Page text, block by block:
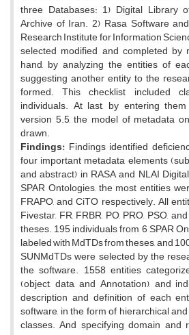
three Databases: 1) Digital Library
Archive of Iran. 2) Rasa Software
Research Institute for Information
selected modified and completed
hand, by analyzing the entities of
suggesting another entity to the
formed. This checklist included
individuals. At last, by entering
version 5.5, the model of metadata
drawn.
Findings: Findings identified
four important metadata elements
and abstract) in RASA and NLAI
SPAR Ontologies, the most entities
FRAPO, and CiTO respectively. All
Fivestar, FR, FRBR, PO, PRO, PSO,
theses. 195 individuals from 6 SPAR
labeled with MdTDs from theses, and
SUNMdTDs were selected by the
the software. 1558 entities
(object, data, and Annotation), and
description and definition of each
software, in the form of hierarchical
classes. And specifying domain and